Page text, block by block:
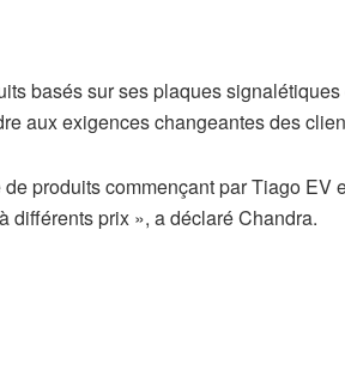
basés sur ses plaques
aux exigences changeantes des
produits commençant par Tiago
différents prix », a déclaré Chandra.